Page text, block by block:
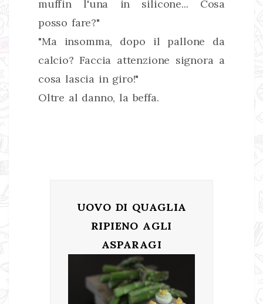
muffin l'una in silicone... Cosa
posso fare?"
"Ma insomma, dopo il pallone da
calcio? Faccia attenzione signora a
cosa lascia in giro!"
Oltre al danno, la beffa.
UOVO DI QUAGLIA
RIPIENO AGLI
ASPARAGI